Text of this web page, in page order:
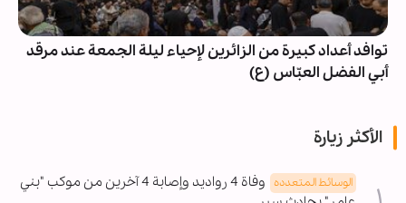
توافد أعداد كبيرة من الزائرين لإحياء ليلة الجمعة عند مرقد
أبي الفضل العبّاس (ع)
الأكثر زيارة
الوسائط المتعدده
وفاة 4 رواديد وإصابة 4 آخرين من موكب "بني